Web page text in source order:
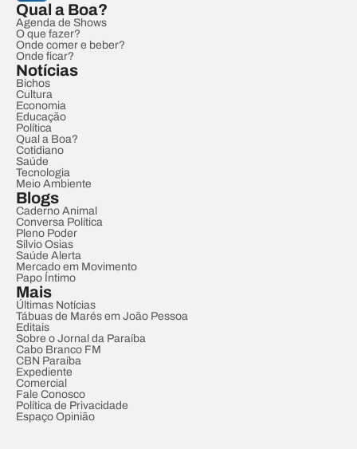
Qual a Boa?
Agenda de Shows
O que fazer?
Onde comer e beber?
Onde ficar?
Notícias
Bichos
Cultura
Economia
Educação
Política
Qual a Boa?
Cotidiano
Saúde
Tecnologia
Meio Ambiente
Blogs
Caderno Animal
Conversa Política
Pleno Poder
Sílvio Osias
Saúde Alerta
Mercado em Movimento
Papo Íntimo
Mais
Últimas Notícias
Tábuas de Marés em João Pessoa
Editais
Sobre o Jornal da Paraíba
Cabo Branco FM
CBN Paraíba
Expediente
Comercial
Fale Conosco
Política de Privacidade
Espaço Opinião